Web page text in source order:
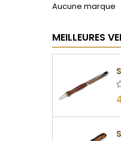
Aucune marque
MEILLEURES